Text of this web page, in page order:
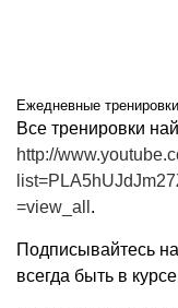
Ежедневные тренировки
Все тренировки
http://
=view_all .
Подписывайтесь
всегда быть в